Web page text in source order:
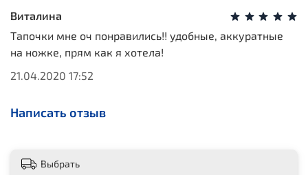
Виталина
Тапочки мне оч понравились!! удобные, аккуратные
на ножке, прям как я хотела!
21.04.2020 17:52
Написать отзыв
Выбрать